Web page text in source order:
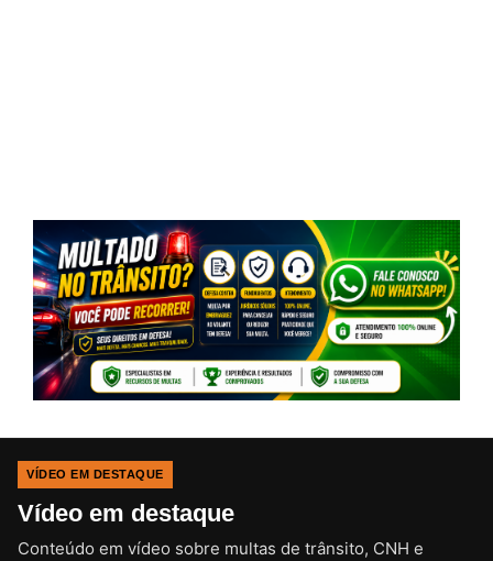
VÍDEO EM DESTAQUE
Vídeo em destaque
Conteúdo em vídeo sobre multas de trânsito, CNH e